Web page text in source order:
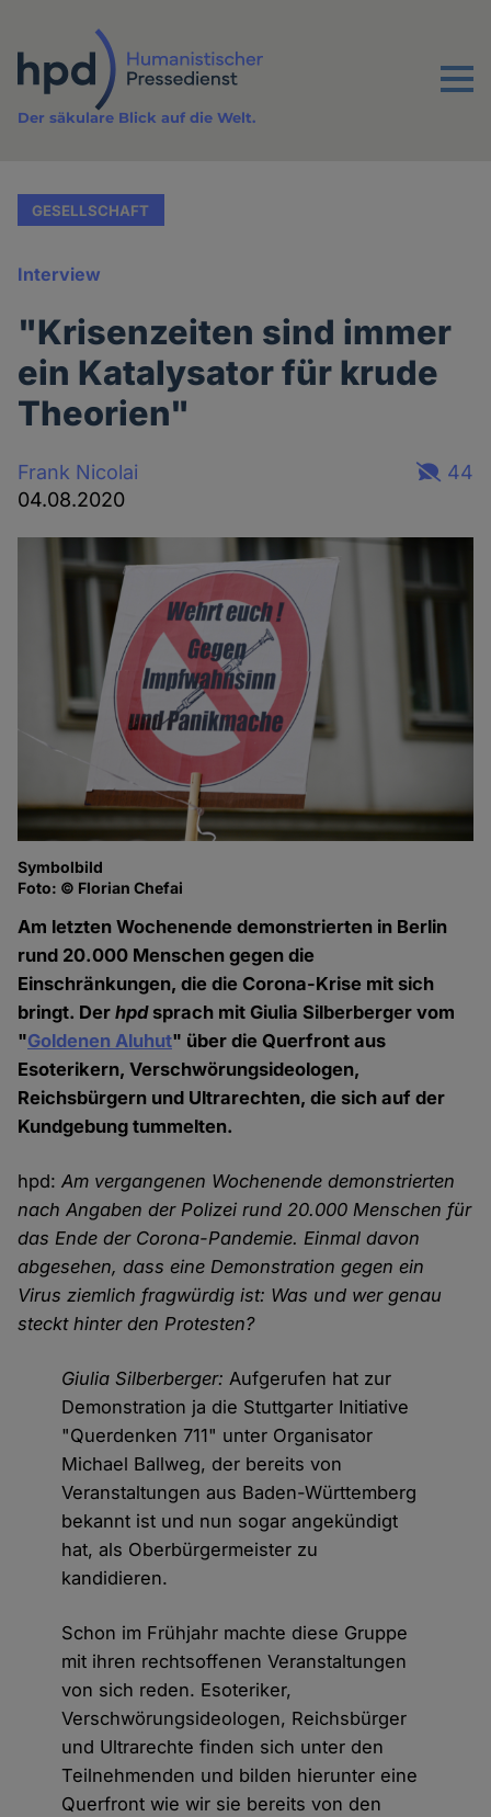
Inhalt
Menu
Der säkulare Blick auf die Welt.
GESELLSCHAFT
Interview
"Krisenzeiten sind immer
ein Katalysator für krude
Theorien"
Frank Nicolai
04.08.2020
44
Symbolbild
Foto: © Florian Chefai
Am letzten Wochenende demonstrierten in Berlin
rund 20.000 Menschen gegen die
Einschränkungen, die die Corona-Krise mit sich
bringt. Derhpdsprach mit Giulia Silberberger vom
"Goldenen Aluhut" über die Querfront aus
Esoterikern, Verschwörungsideologen,
Reichsbürgern und Ultrarechten, die sich auf der
Kundgebung tummelten.
hpd:Am vergangenen Wochenende demonstrierten
nach Angaben der Polizei rund 20.000 Menschen für
das Ende der Corona-Pandemie. Einmal davon
abgesehen, dass eine Demonstration gegen ein
Virus ziemlich fragwürdig ist: Was und wer genau
steckt hinter den Protesten?
Giulia Silberberger: Aufgerufen hat zur
Demonstration ja die Stuttgarter Initiative
"Querdenken 711" unter Organisator
Michael Ballweg, der bereits von
Veranstaltungen aus Baden-Württemberg
bekannt ist und nun sogar angekündigt
hat, als Oberbürgermeister zu
kandidieren.
Schon im Frühjahr machte diese Gruppe
mit ihren rechtsoffenen Veranstaltungen
von sich reden. Esoteriker,
Verschwörungsideologen, Reichsbürger
und Ultrarechte finden sich unter den
Teilnehmenden und bilden hierunter eine
Querfront wie wir sie bereits von den